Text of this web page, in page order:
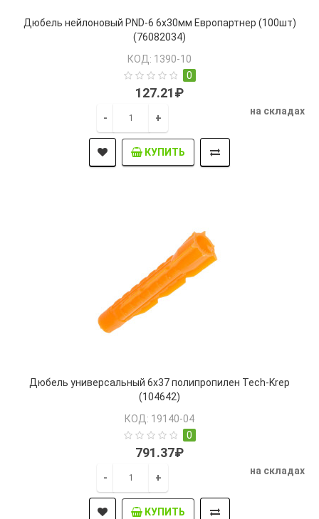
Дюбель нейлоновый PND-6 6х30мм Европартнер (100шт)
(76082034)
КОД: 1390-10
0
127.21₽
- +
на складах
КУПИТЬ
Дюбель универсальный 6х37 полипропилен Tech-Krep
(104642)
КОД: 19140-04
0
791.37₽
- +
на складах
КУПИТЬ